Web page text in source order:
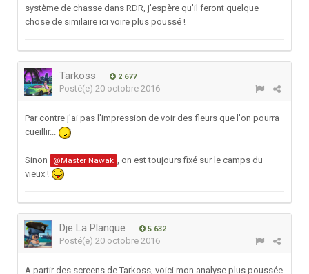
système de chasse dans RDR, j'espère qu'il feront quelque
chose de similaire ici voire plus poussé !
Tarkoss 2 677
Posté(e) 20 octobre 2016
Par contre j'ai pas l'impression de voir des fleurs que l'on pourra
cueillir...
Sinon @Master Nawak
, on est toujours fixé sur le camps du
vieux !
Dje La Planque 5 632
Posté(e) 20 octobre 2016
A partir des screens de Tarkoss, voici mon analyse plus poussée